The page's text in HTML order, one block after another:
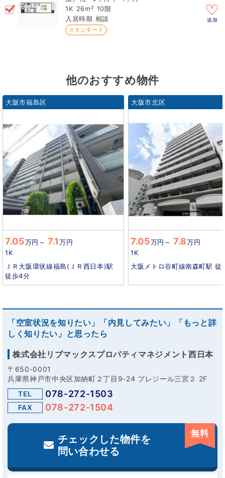
1K 26m² 10階
相談
スタンダード
追加
他のおすすめ物件
大阪市福島区
7.05万円 ～ 7.1万円
1K
ＪＲ大阪環状線福島(ＪＲ西日本)駅
徒歩4分
大阪市北区
7.05万円 ～ 7.8万円
1K
大阪メトロ谷町線南森町駅 徒
「空室状況を知りたい」「内見してみたい」「もっと詳
しく知りたい」と思ったら
株式会社リブマックスプロパティマネジメント西日本
〒650-0001
兵庫県神戸市中央区加納町２丁目9-24 プレジール三宮２ 2F
TEL
078-272-1503
FAX 078-272-1504
チェックした物件を
問い合わせる
無料